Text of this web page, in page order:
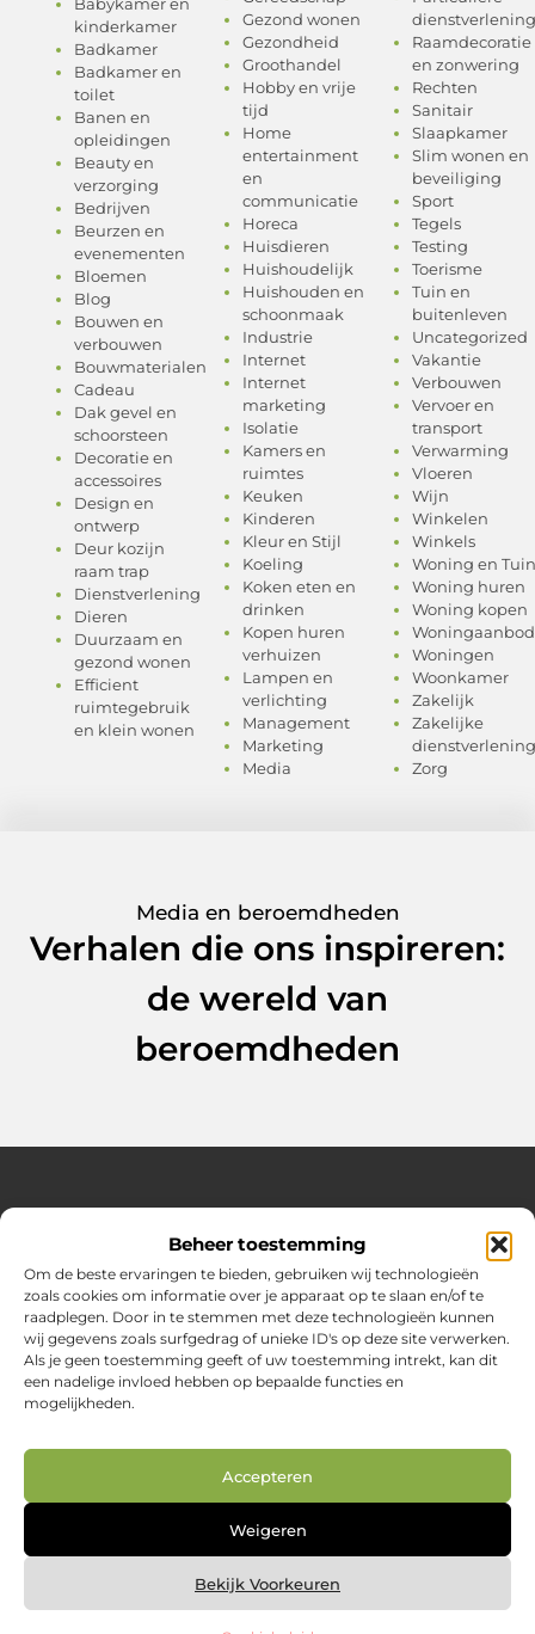
Beheer toestemming
Om de beste ervaringen te bieden, gebruiken wij technologieën
zoals cookies om informatie over je apparaat op te slaan en/of te
raadplegen. Door in te stemmen met deze technologieën kunnen
wij gegevens zoals surfgedrag of unieke ID's op deze site verwerken.
Als je geen toestemming geeft of uw toestemming intrekt, kan dit
een nadelige invloed hebben op bepaalde functies en
mogelijkheden.
Accepteren
Weigeren
Bekijk Voorkeuren
Babykamer en
kinderkamer
Badkamer
Badkamer en
toilet
Banen en
opleidingen
Beauty en
verzorging
Bedrijven
Beurzen en
evenementen
Bloemen
Blog
Bouwen en
verbouwen
Bouwmaterialen
Cadeau
Dak gevel en
schoorsteen
Decoratie en
accessoires
Design en
ontwerp
Deur kozijn
raam trap
Dienstverlening
Dieren
Duurzaam en
gezond wonen
Efficient
ruimtegebruik
en klein wonen
Gezond wonen
Gezondheid
Groothandel
Hobby en vrije
tijd
Home
entertainment
en
communicatie
Horeca
Huisdieren
Huishoudelijk
Huishouden en
schoonmaak
Industrie
Internet
Internet
marketing
Isolatie
Kamers en
ruimtes
Keuken
Kinderen
Kleur en Stijl
Koeling
Koken eten en
drinken
Kopen huren
verhuizen
Lampen en
verlichting
Management
Marketing
Media
dienstverlening
Raamdecoratie
en zonwering
Rechten
Sanitair
Slaapkamer
Slim wonen en
beveiliging
Sport
Tegels
Testing
Toerisme
Tuin en
buitenleven
Uncategorized
Vakantie
Verbouwen
Vervoer en
transport
Verwarming
Vloeren
Wijn
Winkelen
Winkels
Woning en Tuin
Woning huren
Woning kopen
Woningaanbod
Woningen
Woonkamer
Zakelijk
Zakelijke
dienstverlening
Zorg
Media en beroemdheden
Verhalen die ons inspireren:
de wereld van
beroemdheden
Over Huizenplan
Jouw gids voor wooninspiratie en praktische tips
Ontdek een uitgebreide verzameling blogs en artikelen
boordevol handige adviezen en verrassende inzichten om
jouw woondromen te realiseren. Van interieurideeën tot
slimme bespaartips – haal het beste uit jouw huis en
leefomgeving!